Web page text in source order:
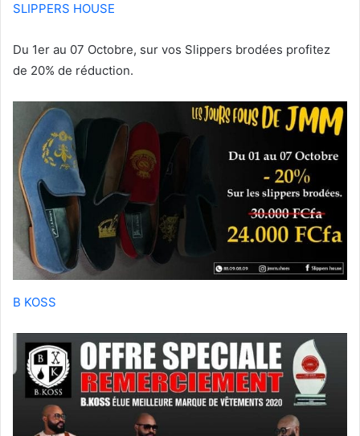
SLIPPERS HOUSE
Du 1er au 07 Octobre, sur vos Slippers brodées profitez
de 20% de réduction.
B KOSS